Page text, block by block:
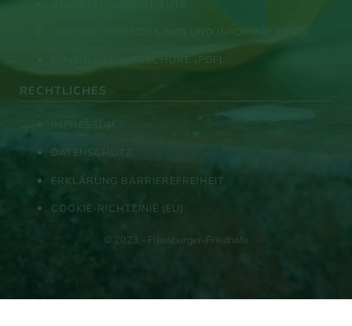
WEITERFÜHRENDE LINKS UND INFORMATIONEN
DOWNLOAD BROSCHÜRE (PDF)
RECHTLICHES
IMPRESSUM
DATENSCHUTZ
ERKLÄRUNG BARRIEREFREIHEIT
COOKIE-RICHTLINIE (EU)
© 2023 - Flensburger-Friedhöfe